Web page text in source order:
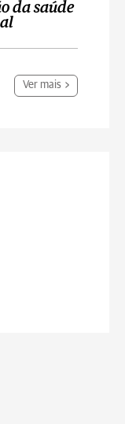
da saúde
Ver mais